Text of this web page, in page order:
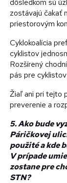
zostávajú čakať
priestorovým
Cyklokoalícia
cyklistov
Rozšírený
pás pre
Žiaľ ani pri tejto
preverenie a
5. Ako bude
Páričkovej
použité a kde
V prípade
zostane pre
STN?